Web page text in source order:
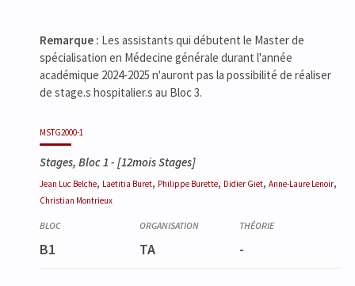
Remarque : Les assistants qui débutent le Master de
spécialisation en Médecine générale durant l'année
académique 2024-2025 n'auront pas la possibilité de réaliser
de stage.s hospitalier.s au Bloc 3.
MSTG2000-1
Stages, Bloc 1 - [12mois Stages]
Jean Luc Belche, Laetitia Buret, Philippe Burette, Didier Giet, Anne-Laure Lenoir,
Christian Montrieux
B1 TA -